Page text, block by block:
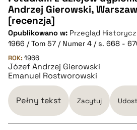
CZYSTY TEKST
pobierz cytat
BIBTEX
pobierz cytat
Andrzej Gierowski,
[recenzja]
Opublikowano w: Przegląd
1966 / Tom 57 / Numer 4 / s. 668 -
ROK: 1966
Józef Andrzej Gierowski
Emanuel Rostworowski
Pełny tekst Zacytuj